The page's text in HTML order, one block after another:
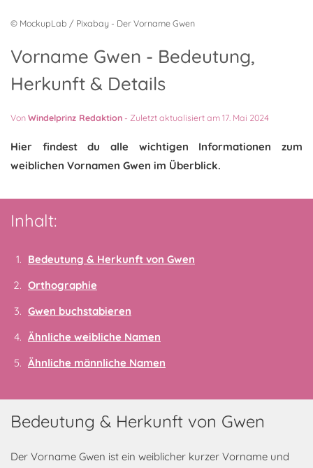
© MockupLab / Pixabay - Der Vorname Gwen
Vorname Gwen - Bedeutung,
Herkunft & Details
VonWindelprinz Redaktion - Zuletzt aktualisiert am 17. Mai 2024
Hier findest du alle wichtigen Informationen zum
weiblichen Vornamen Gwen im Überblick.
Inhalt:
Bedeutung & Herkunft von Gwen
Orthographie
Gwen buchstabieren
Ähnliche weibliche Namen
Ähnliche männliche Namen
Bedeutung & Herkunft von Gwen
Der Vorname Gwen ist ein weiblicher kurzer Vorname und